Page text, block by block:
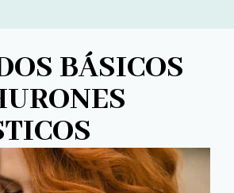
BÁSICOS